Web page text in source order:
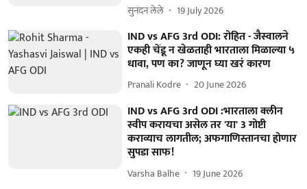
सुनंदन लेले 19 July 2026
IND vs AFG 3rd ODI: रोहित - जैस्वालने
एकही चेंडू न खेळताही भारताला मिळाल्या ५
धावा, पण का? जाणून घ्या खरं कारण
Pranali Kodre 20 June 2026
IND vs AFG 3rd ODI :भारताला क्लीन
स्वीप करायचा असेल तर 'या' 3 गोष्टी
कराव्याच लागतील; अफगाणिस्तानचा होणार
सुपडा साफ!
Varsha Balhe 19 June 2026